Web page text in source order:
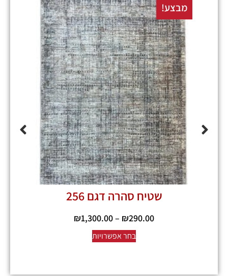
מבצע!
שטיח סהרה דגם 256
₪290.00
–
₪1,300.00
בחר אפשרויות